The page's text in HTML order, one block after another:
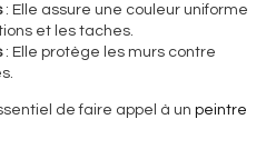
: Elle assure une couleur uniforme
et les taches.
: Elle protège les murs contre
de faire appel à un peintre